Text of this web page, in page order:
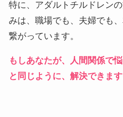
特に、アダルトチルドレン
みは、職場でも、夫婦でも
繋がっています。
もしあなたが、人間関係で
と同じように、解決できます